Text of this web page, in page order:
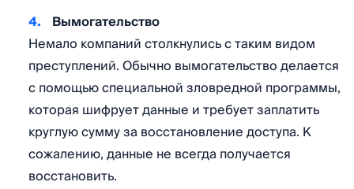
Вымогательство
Немало компаний столкнулись с таким видом
преступлений. Обычно вымогательство делается
с помощью специальной зловредной программы,
которая шифрует данные и требует заплатить
круглую сумму за восстановление доступа. К
сожалению, данные не всегда получается
восстановить.